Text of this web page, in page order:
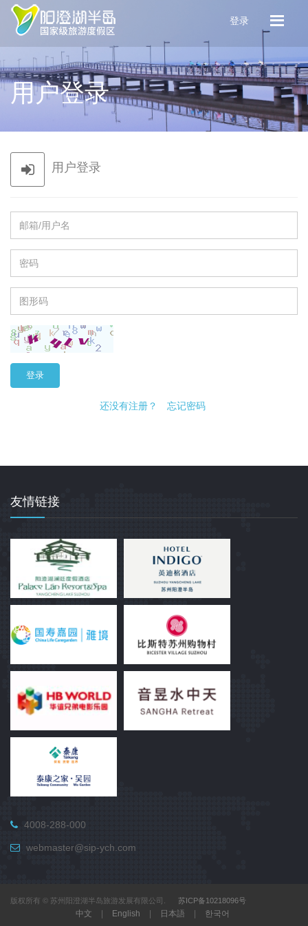
登录
用户登录
用户登录
登录
还没有注册？ 忘记密码
友情链接
4008-288-000
webmaster@sip-ych.com
版权所有 © 苏州阳澄湖半岛旅游发展有限公司. 苏ICP备10218096号
中文 English 日本語 한국어